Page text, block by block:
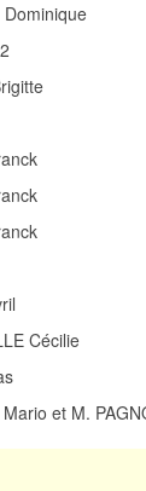
Cécilie
et M.